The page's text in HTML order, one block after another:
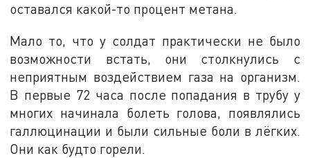
оставался какой-то процент метана.
Мало то, что у солдат практически не было
возможности встать, они столкнулись с
неприятным воздействием газа на организм.
В первые 72 часа после попадания в трубу у
многих начинала болеть голова, появлялись
галлюцинации и были сильные боли в лёгких.
Они как будто горели.